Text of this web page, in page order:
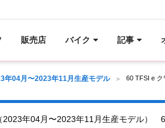
販売店 バイク 記事
年04月〜2023年11月生産モデル 60 TFSI e ク
（2023年04月〜2023年11月生産モデル）